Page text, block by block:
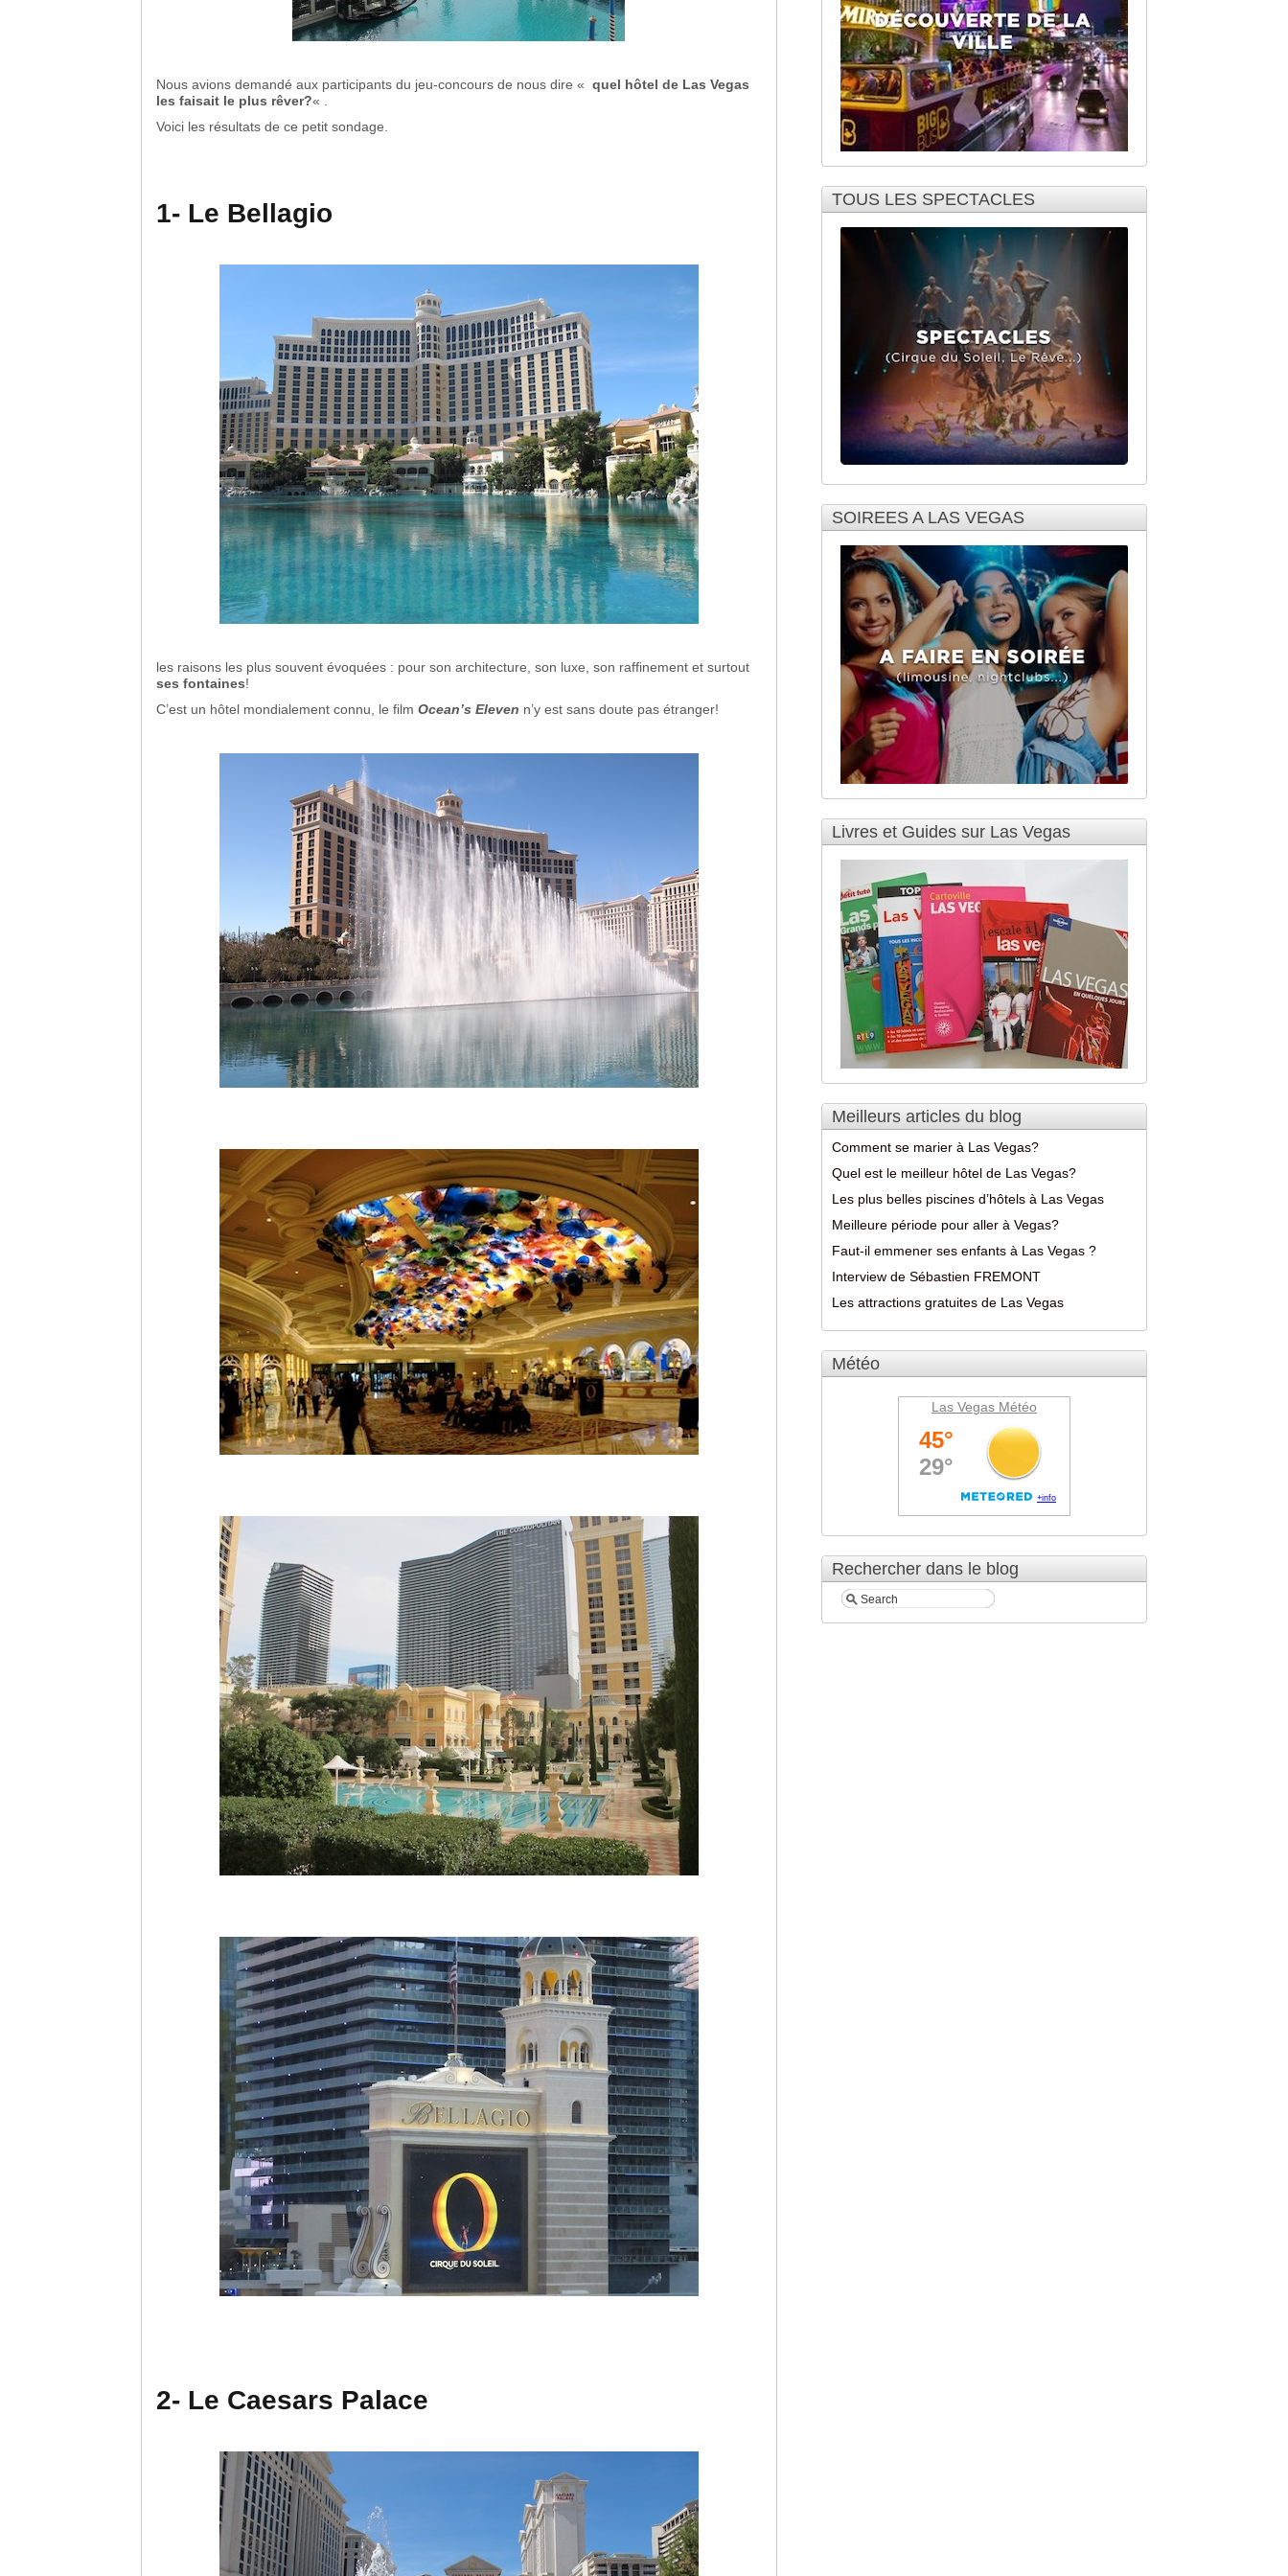
Nous avions demandé aux participants du jeu-concours de nous dire « quel hôtel de Las Vegas
les faisait le plus rêver?« .
Voici les résultats de ce petit sondage.
1- Le Bellagio
les raisons les plus souvent évoquées : pour son architecture, son luxe, son raffinement et surtout
ses fontaines!
C’est un hôtel mondialement connu, le film Ocean’s Eleven n’y est sans doute pas étranger!
2- Le Caesars Palace
TOUS LES SPECTACLES
SOIREES A LAS VEGAS
Livres et Guides sur Las Vegas
Meilleurs articles du blog
Comment se marier à Las Vegas?
Quel est le meilleur hôtel de Las Vegas?
Les plus belles piscines d’hôtels à Las Vegas
Meilleure période pour aller à Vegas?
Faut-il emmener ses enfants à Las Vegas ?
Interview de Sébastien FREMONT
Les attractions gratuites de Las Vegas
Météo
Las Vegas Météo
Rechercher dans le blog